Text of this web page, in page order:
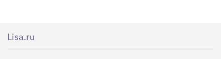
Lisa.ru